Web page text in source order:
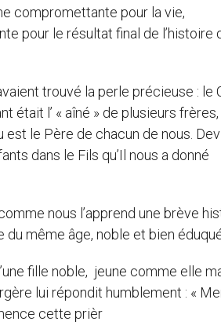
compromettante pour la vie,
pour le résultat final de l’histoire
trouvé la perle précieuse : le
était l’ « aîné » de plusieurs
le Père de chacun de nous.
dans le Fils qu’Il nous a donné
nous l’apprend une brève
même âge, noble et bien
fille noble, jeune comme elle
lui répondit humblement : «
cette prièr